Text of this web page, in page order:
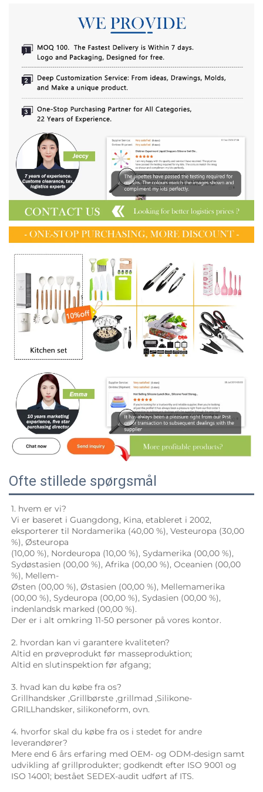
Ofte stillede spørgsmål
1. hvem er vi?
Vi er baseret i Guangdong, Kina, etableret i 2002,
eksporterer til Nordamerika (40,00 %), Vesteuropa (30,00
%), Østeuropa
(10,00 %), Nordeuropa (10,00 %), Sydamerika (00,00 %),
Sydøstasien (00,00 %), Afrika (00,00 %), Oceanien (00,00
%), Mellem-
Østen (00,00 %), Østasien (00,00 %), Mellemamerika
(00,00 %), Sydeuropa (00,00 %), Sydasien (00,00 %),
indenlandsk marked (00,00 %).
Der er i alt omkring 11-50 personer på vores kontor.
2. hvordan kan vi garantere kvaliteten?
Altid en prøveprodukt før masseproduktion;
Altid en slutinspektion før afgang;
3. hvad kan du købe fra os?
Grillhandsker ,Grillbørste ,grillmad ,Silikone-
GRILLhandsker, silikoneform, ovn.
4. hvorfor skal du købe fra os i stedet for andre
leverandører?
Mere end 6 års erfaring med OEM- og ODM-design samt
udvikling af grillprodukter; godkendt efter ISO 9001 og
ISO 14001; bestået SEDEX-audit udført af ITS.